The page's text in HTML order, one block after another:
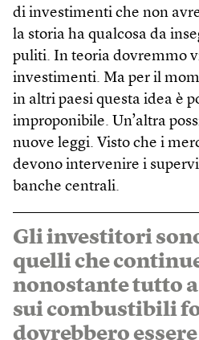
di investimenti che non
la storia ha qualcosa da
puliti. In teoria dovremmo
investimenti. Ma per il
in altri paesi questa idea è
improponibile. Un’altra
nuove leggi. Visto che i
devono intervenire i
banche centrali.
Gli investitori
quelli che
nonostante tutto
sui combustibili
dovrebbero